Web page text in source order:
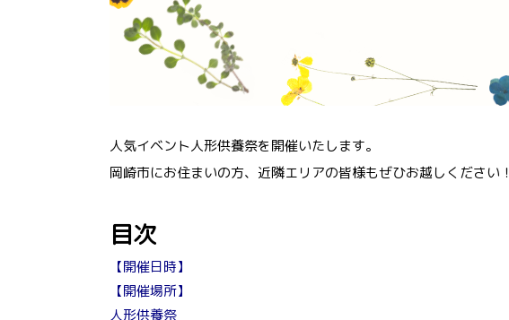
人気イベント人形供養祭を開催いたします。
岡崎市にお住まいの方、近隣エリアの皆様もぜひお越しください！
目次
【開催日時】
【開催場所】
人形供養祭